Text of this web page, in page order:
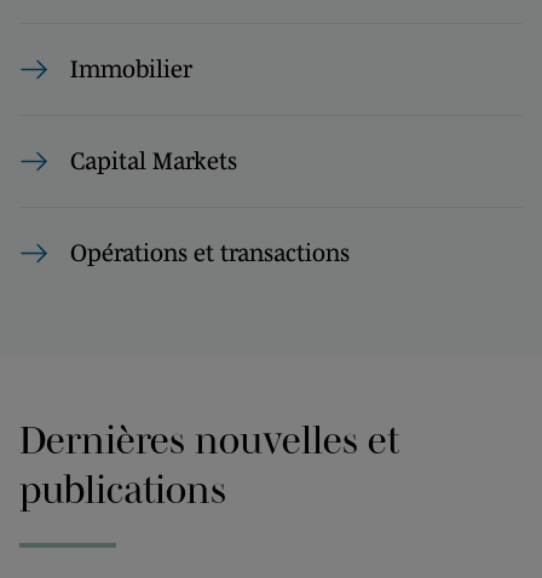
Immobilier
Capital Markets
Opérations et transactions
Dernières nouvelles et
publications